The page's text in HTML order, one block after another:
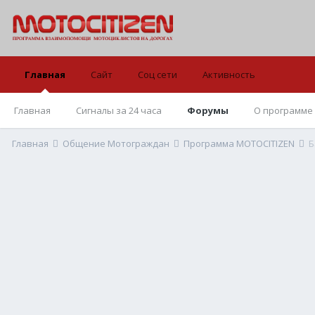
Главная
Главная Сигналы за 24 часа Форумы О программе
Сайт Соц сети Активность
Главная Общение Мотограждан Программа MOTOCITIZEN